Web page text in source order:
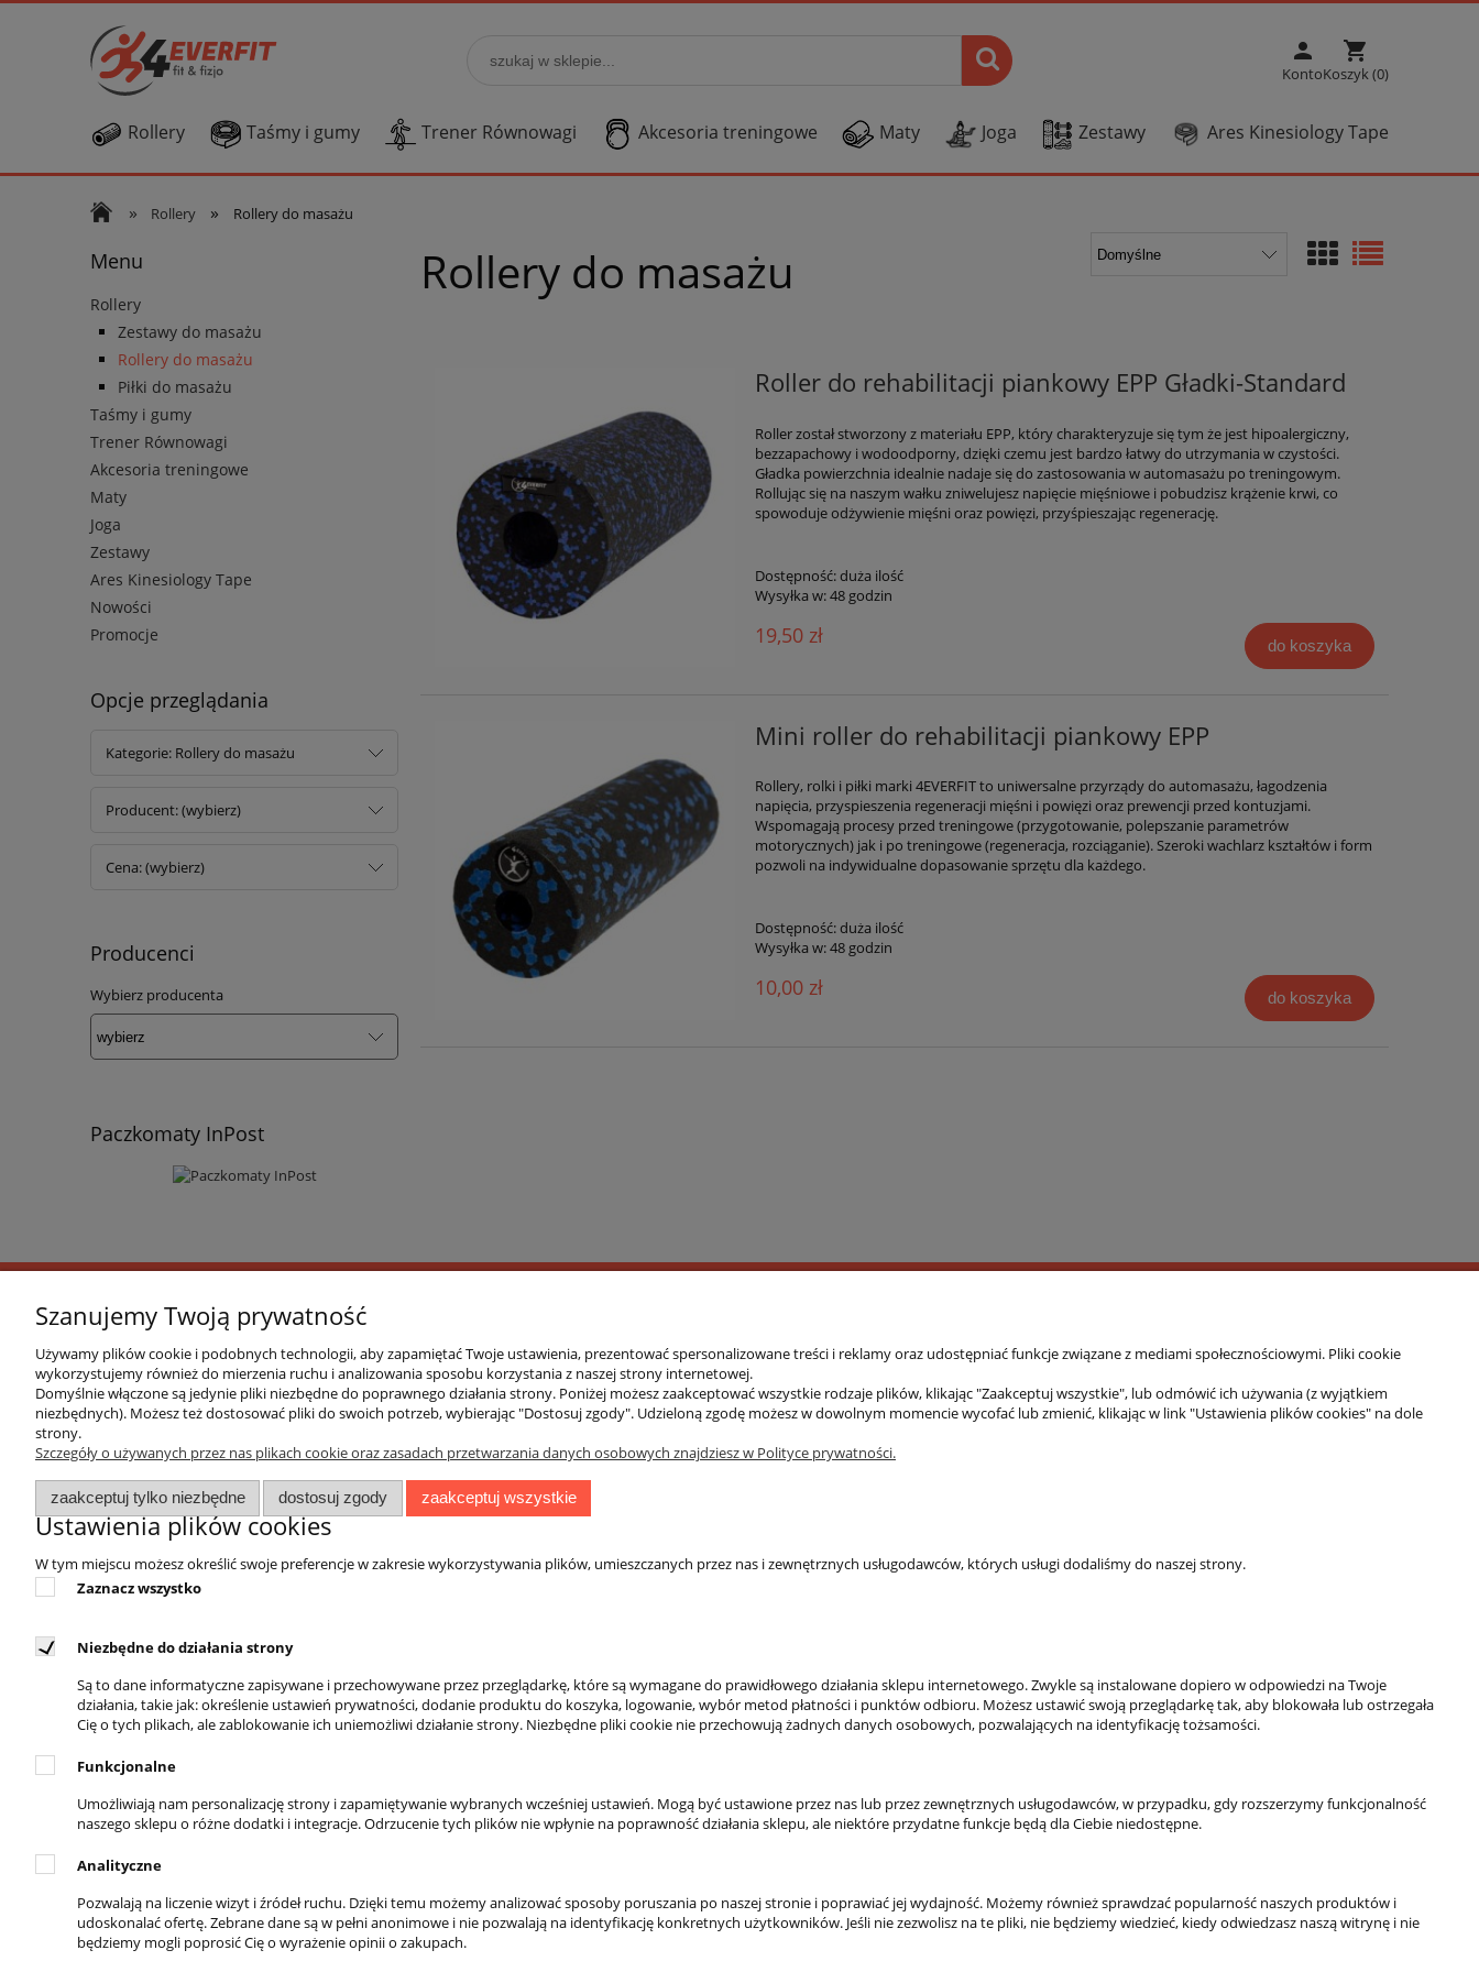
person
Konto
shopping_cart
Koszyk (0)
Rollery Taśmy i gumy Trener Równowagi Akcesoria treningowe Maty Joga Zestawy Ares Kinesiology Tape
» Rollery » Rollery do masażu
Menu
Rollery
Zestawy do masażu
Rollery do masażu
Piłki do masażu
Taśmy i gumy
Trener Równowagi
Akcesoria treningowe
Maty
Joga
Zestawy
Ares Kinesiology Tape
Nowości
Promocje
Opcje przeglądania
Kategorie: Rollery do masażu
Producent: (wybierz)
Cena: (wybierz)
Producenci
Wybierz producenta
Paczkomaty InPost
Rollery do masażu
Roller do rehabilitacji piankowy EPP Gładki-Standard
Roller został stworzony z materiału EPP, który charakteryzuje się tym że jest hipoalergiczny,
bezzapachowy i wodoodporny, dzięki czemu jest bardzo łatwy do utrzymania w czystości.
Gładka powierzchnia idealnie nadaje się do zastosowania w automasażu po treningowym.
Rollując się na naszym wałku zniwelujesz napięcie mięśniowe i pobudzisz krążenie krwi, co
spowoduje odżywienie mięśni oraz powięzi, przyśpieszając regenerację.
Dostępność:duża ilość
Wysyłka w:48 godzin
19,50 zł do koszyka
Mini roller do rehabilitacji piankowy EPP
Rollery, rolki i piłki marki 4EVERFIT to uniwersalne przyrządy do automasażu, łagodzenia
napięcia, przyspieszenia regeneracji mięśni i powięzi oraz prewencji przed kontuzjami.
Wspomagają procesy przed treningowe (przygotowanie, polepszanie parametrów
motorycznych) jak i po treningowe (regeneracja, rozciąganie). Szeroki wachlarz kształtów i form
pozwoli na indywidualne dopasowanie sprzętu dla każdego.
Dostępność:duża ilość
Wysyłka w:48 godzin
10,00 zł do koszyka
O FIRMIE
Marka 4EVERFIT zadebiutowała na rynku polskim w 2017 roku. Asortyment zawiera produkty wykorzystywane do fitnessu, różnych form treningu sportowego
oraz aktywnej rehabilitacji, łączące w sobie wysoką jakość materiałów i wykonania, innowacyjność oraz niebanalne wzornictwo. Wyroby marki 4EVERFIT cieszą
sportu bądź rekonwalescencji pourazowej. Powstały dla osób aktywnych, dla których dobra forma fizyczna to podstawa funkcjonowania, a troska o zdrowie
stanowi ważny element ideologii życiowej.
DOSTĘPNI KURIERZY
Regulamin sklepu
Zwroty i reklamacje
Kontakt
Twoje zamówienia
Formy płatności
Czas i koszty dostawy
ul. Krakowska 69,
32-050 Skawina
789-269-890
DOSTĘPNE PŁATNOŚCI
Szanujemy Twoją prywatność
Używamy plików cookie i podobnych technologii, aby zapamiętać Twoje ustawienia, prezentować spersonalizowane treści i reklamy oraz udostępniać funkcje związane z mediami społecznościowymi. Pliki cookie
wykorzystujemy również do mierzenia ruchu i analizowania sposobu korzystania z naszej strony internetowej.
Domyślnie włączone są jedynie pliki niezbędne do poprawnego działania strony. Poniżej możesz zaakceptować wszystkie rodzaje plików, klikając "Zaakceptuj wszystkie", lub odmówić ich używania (z wyjątkiem
niezbędnych). Możesz też dostosować pliki do swoich potrzeb, wybierając "Dostosuj zgody". Udzieloną zgodę możesz w dowolnym momencie wycofać lub zmienić, klikając w link "Ustawienia plików cookies" na dole
strony.
Szczegóły o używanych przez nas plikach cookie oraz zasadach przetwarzania danych osobowych znajdziesz w Polityce prywatności.
zaakceptuj tylko niezbędne dostosuj zgody zaakceptuj wszystkie
Ustawienia plików cookies
W tym miejscu możesz określić swoje preferencje w zakresie wykorzystywania plików, umieszczanych przez nas i zewnętrznych usługodawców, których usługi dodaliśmy do naszej strony.
Zaznacz wszystko
Niezbędne do działania strony
Są to dane informatyczne zapisywane i przechowywane przez przeglądarkę, które są wymagane do prawidłowego działania sklepu internetowego. Zwykle są instalowane dopiero w odpowiedzi na Twoje
działania, takie jak: określenie ustawień prywatności, dodanie produktu do koszyka, logowanie, wybór metod płatności i punktów odbioru. Możesz ustawić swoją przeglądarkę tak, aby blokowała lub ostrzegała
Cię o tych plikach, ale zablokowanie ich uniemożliwi działanie strony. Niezbędne pliki cookie nie przechowują żadnych danych osobowych, pozwalających na identyfikację tożsamości.
Funkcjonalne
Umożliwiają nam personalizację strony i zapamiętywanie wybranych wcześniej ustawień. Mogą być ustawione przez nas lub przez zewnętrznych usługodawców, w przypadku, gdy rozszerzymy funkcjonalność
naszego sklepu o różne dodatki i integracje. Odrzucenie tych plików nie wpłynie na poprawność działania sklepu, ale niektóre przydatne funkcje będą dla Ciebie niedostępne.
Analityczne
Pozwalają na liczenie wizyt i źródeł ruchu. Dzięki temu możemy analizować sposoby poruszania po naszej stronie i poprawiać jej wydajność. Możemy również sprawdzać popularność naszych produktów i
udoskonalać ofertę. Zebrane dane są w pełni anonimowe i nie pozwalają na identyfikację konkretnych użytkowników. Jeśli nie zezwolisz na te pliki, nie będziemy wiedzieć, kiedy odwiedzasz naszą witrynę i nie
będziemy mogli poprosić Cię o wyrażenie opinii o zakupach.